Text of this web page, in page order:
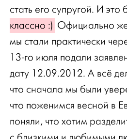
стать его супругой. И это
классно :) Официально
мы стали практически
13-го июля подали
дату 12.09.2012. А всё
что сначала мы были
что поженимся весной в
поняли, что хотим